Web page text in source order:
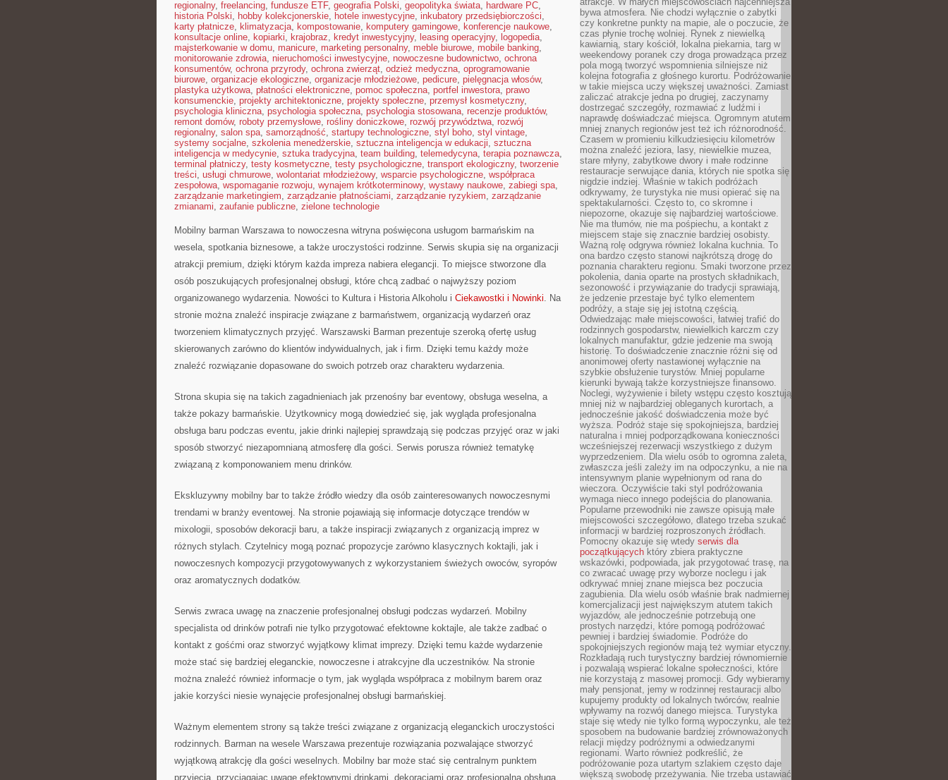
regionalny, freelancing, fundusze ETF, geografia Polski, geopolityka świata, hardware PC,
historia Polski, hobby kolekcjonerskie, hotele inwestycyjne, inkubatory przedsiębiorczości,
karty płatnicze, klimatyzacja, kompostowanie, komputery gamingowe, konferencje naukowe,
konsultacje online, kopiarki, krajobraz, kredyt inwestycyjny, leasing operacyjny, logopedia,
majsterkowanie w domu, manicure, marketing personalny, meble biurowe, mobile banking,
monitorowanie zdrowia, nieruchomości inwestycyjne, nowoczesne budownictwo, ochrona
konsumentów, ochrona przyrody, ochrona zwierząt, odzież medyczna, oprogramowanie
biurowe, organizacje ekologiczne, organizacje młodzieżowe, pedicure, pielęgnacja włosów,
plastyka użytkowa, płatności elektroniczne, pomoc społeczna, portfel inwestora, prawo
konsumenckie, projekty architektoniczne, projekty społeczne, przemysł kosmetyczny,
psychologia kliniczna, psychologia społeczna, psychologia stosowana, recenzje produktów,
remont domów, roboty przemysłowe, rośliny doniczkowe, rozwój przywództwa, rozwój
regionalny, salon spa, samorządność, startupy technologiczne, styl boho, styl vintage,
systemy socjalne, szkolenia menedżerskie, sztuczna inteligencja w edukacji, sztuczna
inteligencja w medycynie, sztuka tradycyjna, team building, telemedycyna, terapia poznawcza,
terminal płatniczy, testy kosmetyczne, testy psychologiczne, transport ekologiczny, tworzenie
treści, usługi chmurowe, wolontariat młodzieżowy, wsparcie psychologiczne, współpraca
zespołowa, wspomaganie rozwoju, wynajem krótkoterminowy, wystawy naukowe, zabiegi spa,
zarządzanie marketingiem, zarządzanie płatnościami, zarządzanie ryzykiem, zarządzanie
zmianami, zaufanie publiczne, zielone technologie
Mobilny barman Warszawa to nowoczesna witryna poświęcona usługom barmańskim na
wesela, spotkania biznesowe, a także uroczystości rodzinne. Serwis skupia się na organizacji
atrakcji premium, dzięki którym każda impreza nabiera elegancji. To miejsce stworzone dla
osób poszukujących profesjonalnej obsługi, które chcą zadbać o najwyższy poziom
organizowanego wydarzenia. Nowości to Kultura i Historia Alkoholu i Ciekawostki i Nowinki. Na
stronie można znaleźć inspiracje związane z barmaństwem, organizacją wydarzeń oraz
tworzeniem klimatycznych przyjęć. Warszawski Barman prezentuje szeroką ofertę usług
skierowanych zarówno do klientów indywidualnych, jak i firm. Dzięki temu każdy może
znaleźć rozwiązanie dopasowane do swoich potrzeb oraz charakteru wydarzenia.
Strona skupia się na takich zagadnieniach jak przenośny bar eventowy, obsługa weselna, a
także pokazy barmańskie. Użytkownicy mogą dowiedzieć się, jak wygląda profesjonalna
obsługa baru podczas eventu, jakie drinki najlepiej sprawdzają się podczas przyjęć oraz w jaki
sposób stworzyć niezapomnianą atmosferę dla gości. Serwis porusza również tematykę
związaną z komponowaniem menu drinków.
Ekskluzywny mobilny bar to także źródło wiedzy dla osób zainteresowanych nowoczesnymi
trendami w branży eventowej. Na stronie pojawiają się informacje dotyczące trendów w
mixologii, sposobów dekoracji baru, a także inspiracji związanych z organizacją imprez w
różnych stylach. Czytelnicy mogą poznać propozycje zarówno klasycznych koktajli, jak i
nowoczesnych kompozycji przygotowywanych z wykorzystaniem świeżych owoców, syropów
oraz aromatycznych dodatków.
Serwis zwraca uwagę na znaczenie profesjonalnej obsługi podczas wydarzeń. Mobilny
specjalista od drinków potrafi nie tylko przygotować efektowne koktajle, ale także zadbać o
kontakt z gośćmi oraz stworzyć wyjątkowy klimat imprezy. Dzięki temu każde wydarzenie
może stać się bardziej eleganckie, nowoczesne i atrakcyjne dla uczestników. Na stronie
można znaleźć również informacje o tym, jak wygląda współpraca z mobilnym barem oraz
jakie korzyści niesie wynajęcie profesjonalnej obsługi barmańskiej.
Ważnym elementem strony są także treści związane z organizacją eleganckich uroczystości
rodzinnych. Barman na wesele Warszawa prezentuje rozwiązania pozwalające stworzyć
wyjątkową atrakcję dla gości weselnych. Mobilny bar może stać się centralnym punktem
przyjęcia, przyciągając uwagę efektownymi drinkami, dekoracjami oraz profesjonalną obsługą.
bywa atmosfera. Nie chodzi wyłącznie o zabytki
czy konkretne punkty na mapie, ale o poczucie, że
czas płynie trochę wolniej. Rynek z niewielką
kawiarnią, stary kościół, lokalna piekarnia, targ w
weekendowy poranek czy droga prowadząca przez
pola mogą tworzyć wspomnienia silniejsze niż
kolejna fotografia z głośnego kurortu. Podróżowanie
w takie miejsca uczy większej uważności. Zamiast
zaliczać atrakcje jedna po drugiej, zaczynamy
dostrzegać szczegóły, rozmawiać z ludźmi i
naprawdę doświadczać miejsca. Ogromnym atutem
mniej znanych regionów jest też ich różnorodność.
Czasem w promieniu kilkudziesięciu kilometrów
można znaleźć jeziora, lasy, niewielkie muzea,
stare młyny, zabytkowe dwory i małe rodzinne
restauracje serwujące dania, których nie spotka się
nigdzie indziej. Właśnie w takich podróżach
odkrywamy, że turystyka nie musi opierać się na
spektakularności. Często to, co skromne i
niepozorne, okazuje się najbardziej wartościowe.
Nie ma tłumów, nie ma pośpiechu, a kontakt z
miejscem staje się znacznie bardziej osobisty.
Ważną rolę odgrywa również lokalna kuchnia. To
ona bardzo często stanowi najkrótszą drogę do
poznania charakteru regionu. Smaki tworzone przez
pokolenia, dania oparte na prostych składnikach,
sezonowość i przywiązanie do tradycji sprawiają,
że jedzenie przestaje być tylko elementem
podróży, a staje się jej istotną częścią.
Odwiedzając małe miejscowości, łatwiej trafić do
rodzinnych gospodarstw, niewielkich karczm czy
lokalnych manufaktur, gdzie jedzenie ma swoją
historię. To doświadczenie znacznie różni się od
anonimowej oferty nastawionej wyłącznie na
szybkie obsłużenie turystów. Mniej popularne
kierunki bywają także korzystniejsze finansowo.
Noclegi, wyżywienie i bilety wstępu często kosztują
mniej niż w najbardziej obleganych kurortach, a
jednocześnie jakość doświadczenia może być
wyższa. Podróż staje się spokojniejsza, bardziej
naturalna i mniej podporządkowana konieczności
wcześniejszej rezerwacji wszystkiego z dużym
wyprzedzeniem. Dla wielu osób to ogromna zaleta,
zwłaszcza jeśli zależy im na odpoczynku, a nie na
intensywnym planie wypełnionym od rana do
wieczora. Oczywiście taki styl podróżowania
wymaga nieco innego podejścia do planowania.
Popularne przewodniki nie zawsze opisują małe
miejscowości szczegółowo, dlatego trzeba szukać
informacji w bardziej rozproszonych źródłach.
Pomocny okazuje się wtedy serwis dla
początkujących który zbiera praktyczne
wskazówki, podpowiada, jak przygotować trasę, na
co zwracać uwagę przy wyborze noclegu i jak
odkrywać mniej znane miejsca bez poczucia
zagubienia. Dla wielu osób właśnie brak nadmiernej
komercjalizacji jest największym atutem takich
wyjazdów, ale jednocześnie potrzebują one
prostych narzędzi, które pomogą podróżować
pewniej i bardziej świadomie. Podróże do
spokojniejszych regionów mają też wymiar etyczny.
Rozkładają ruch turystyczny bardziej równomiernie
i pozwalają wspierać lokalne społeczności, które
nie korzystają z masowej promocji. Gdy wybieramy
mały pensjonat, jemy w rodzinnej restauracji albo
kupujemy produkty od lokalnych twórców, realnie
wpływamy na rozwój danego miejsca. Turystyka
staje się wtedy nie tylko formą wypoczynku, ale też
sposobem na budowanie bardziej zrównoważonych
relacji między podróżnymi a odwiedzanymi
regionami. Warto również podkreślić, że
podróżowanie poza utartym szlakiem często daje
większą swobodę przeżywania. Nie trzeba ustawiać